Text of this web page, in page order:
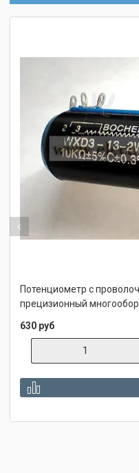
Потенциометр с
прецизионный
630 руб